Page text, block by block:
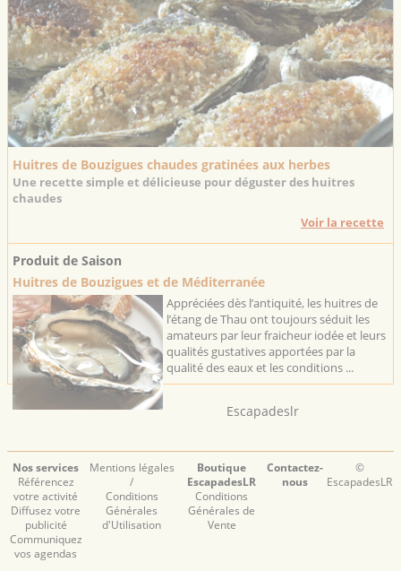
Huitres de Bouzigues chaudes gratinées aux herbes
Une recette simple et délicieuse pour déguster des huitres
chaudes
Voir la recette
Produit de Saison
Huitres de Bouzigues et de Méditerranée
Appréciées dès l’antiquité, les huitres de
l’étang de Thau ont toujours séduit les
amateurs par leur fraicheur iodée et leurs
qualités gustatives apportées par la
qualité des eaux et les conditions ...
Escapadeslr
Nos services
Référencez
votre activité
Diffusez votre
publicité
Communiquez
vos agendas
Mentions légales
/
Conditions
Générales
d'Utilisation
Boutique
EscapadesLR
Conditions
Générales de
Vente
Contactez-
nous
©
EscapadesLR